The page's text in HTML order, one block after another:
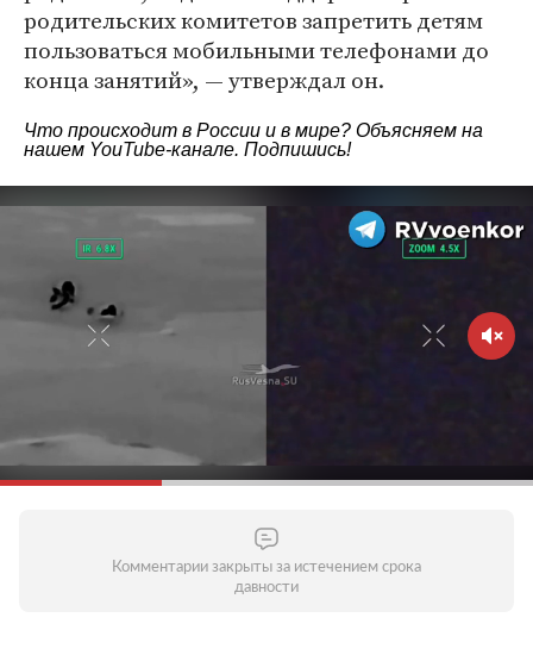
родительских комитетов запретить детям
пользоваться мобильными телефонами до
конца занятий», — утверждал он.
Что происходит в России и в мире? Объясняем на
нашем YouTube-канале. Подпишись!
Комментарии закрыты за истечением срока
давности